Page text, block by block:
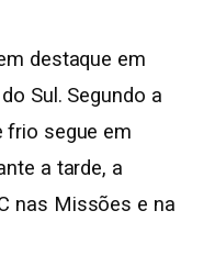
destaque em
Sul. Segundo a
frio segue em
a tarde, a
nas Missões e na